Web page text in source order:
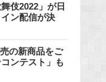
伎2022」が日
ン配信が決
の新商品をご
ンテスト」も